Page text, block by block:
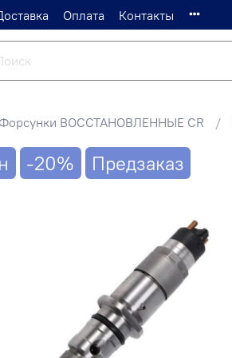
Оплата Контакты
ВОССТАНОВЛЕННЫЕ CR
-20% Предзаказ